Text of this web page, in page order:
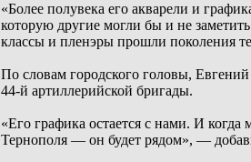
«Более полувека его акварели и
которую другие могли бы и не
классы и пленэры прошли поколения
По словам городского головы,
44-й артиллерийской бригады.
«Его графика остается с нами. И
Тернополя — он будет рядом», —